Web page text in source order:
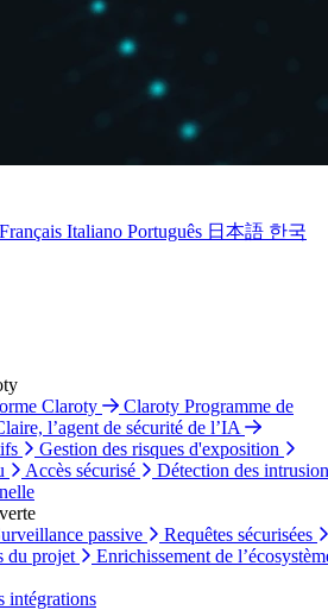
Français Italiano Português 日本語 한국
Claroty
Claroty Programme de
l’agent de sécurité de l’IA
Gestion des risques d'exposition
Accès sécurisé
Détection des
passive
Requêtes sécurisées
du projet
Enrichissement de
intégrations